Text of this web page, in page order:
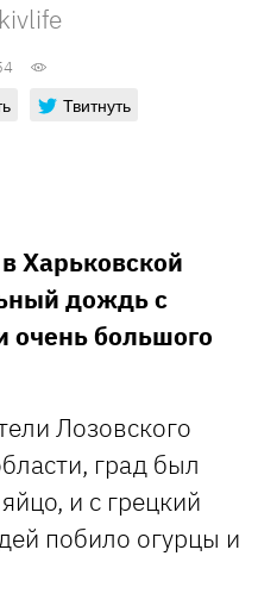
Твитнуть
Харьковской
дождь с
очень большого
Лозовского
град был
и с грецкий
побило огурцы и